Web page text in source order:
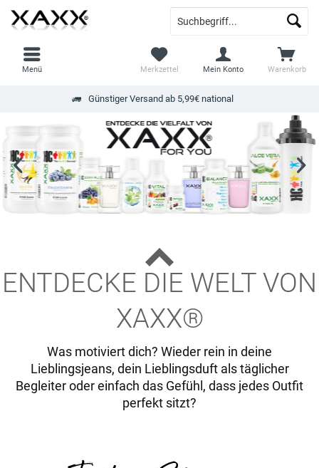
Günstiger Versand ab 5,99€ national
Warenkorb
Merkzettel Mein Konto
Menü
ENTDECKE DIE WELT VON
XAXX®
Was motiviert dich? Wieder rein in deine
Lieblingsjeans, dein Lieblingsduft als täglicher
Begleiter oder einfach das Gefühl, dass jedes Outfit
perfekt sitzt?